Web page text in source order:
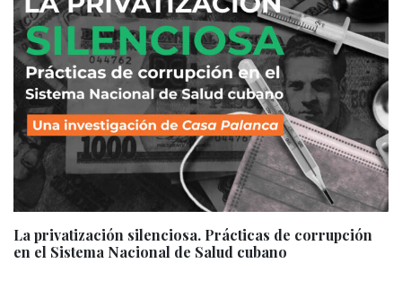
La privatización silenciosa. Prácticas de corrupción
en el Sistema Nacional de Salud cubano